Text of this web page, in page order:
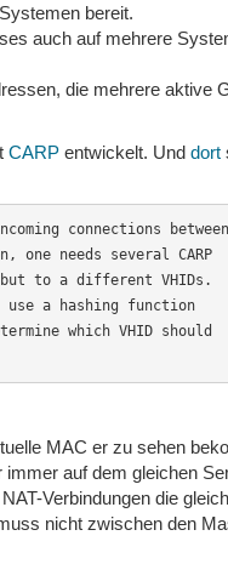
bereit.
auch auf mehrere
die mehrere aktive
CARP entwickelt. Und dort
connections between
needs several CARP
to a different VHIDs.
use a hashing function
which VHID should
MAC er zu sehen
auf dem gleichen
Verbindungen die
nicht zwischen den